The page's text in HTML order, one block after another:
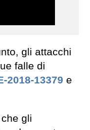
gli attacchi
falle di
2018-13379 e
gli